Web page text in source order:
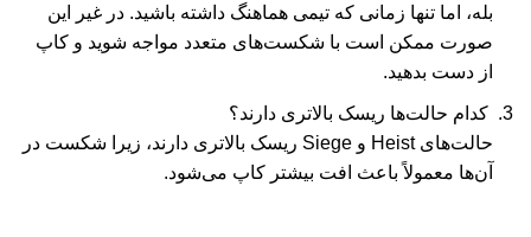
بله، اما تنها زمانی که تیمی هماهنگ داشته باشید. در غیر این
صورت ممکن است با شکست‌های متعدد مواجه شوید و کاپ
از دست بدهید.
کدام حالت‌ها ریسک بالاتری دارند؟
حالت‌هایHeist و Siege ریسک بالاتری دارند، زیرا شکست در
آن‌ها معمولاً باعث افت بیشتر کاپ می‌شود.